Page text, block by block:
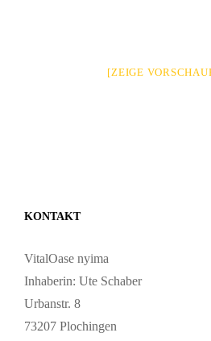
[ZEIGE
KONTAKT
VitalOase nyima
Inhaberin: Ute Schaber
Urbanstr. 8
73207 Plochingen